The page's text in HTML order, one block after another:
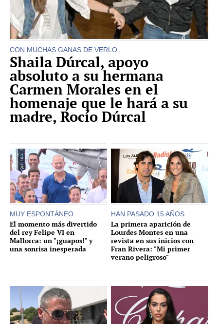
CON MUCHAS GANAS DE VERLO
Shaila Dúrcal, apoyo
absoluto a su hermana
Carmen Morales en el
homenaje que le hará a su
madre, Rocío Dúrcal
MUY ESPONTÁNEO
El momento más divertido
del rey Felipe VI en
Mallorca: un "¡guapos!" y
una sonrisa inesperada
HAN PASADO 15 AÑOS
La primera aparición de
Lourdes Montes en una
revista en sus inicios con
Fran Rivera: "Mi primer
verano peligroso"